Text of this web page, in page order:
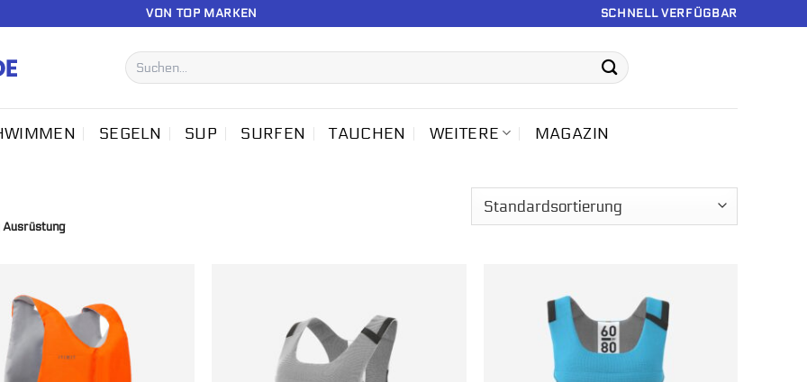
VON TOP MARKEN SCHNELL VERFÜGBAR
Suchen
nach:
SEGELN SUP SURFEN TAUCHEN WEITERE MAGAZIN
Ausrüstung